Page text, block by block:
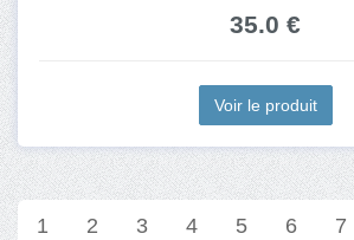
35.0 €
Voir le produit
1 2 3 4 5 6 7